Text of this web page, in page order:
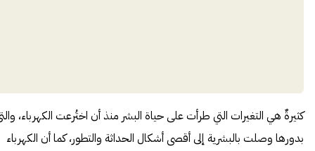
كثيرةٌ هي التغيرات التي طرأت على حياة البشر منذ أن اختُرعت الكهرباء،
بدورها وصلت بالبشرية إلى أقصى أشكال الحداثة والتطور، كما أن الكهرباء